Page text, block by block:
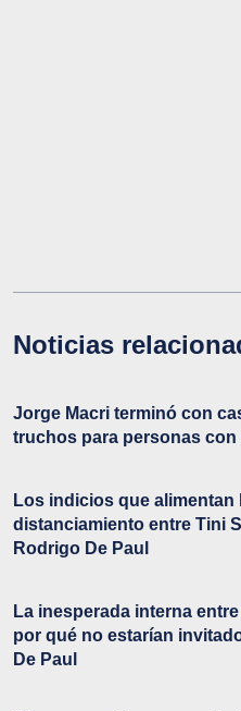
Noticias
Jorge Macri terminó con
truchos para personas
Los indicios que alimentan
distanciamiento entre Tini
Rodrigo De Paul
La inesperada interna
por qué no estarían
De Paul